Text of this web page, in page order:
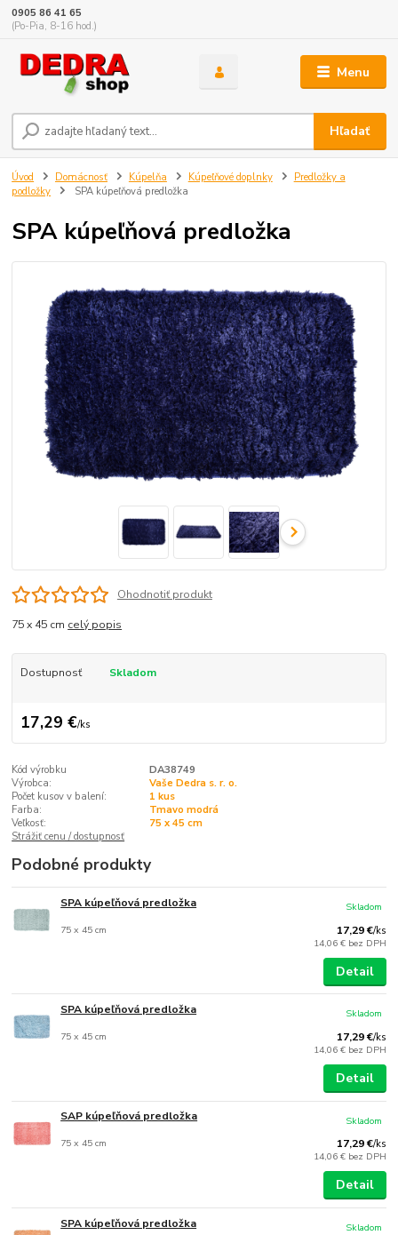
Menu
Hľadať
0905 86 41 65
(Po-Pia, 8-16 hod.)
Úvod Domácnosť Kúpelňa Kúpeľňové doplnky
Predložky a
podložky
SPA kúpeľňová predložka
SPA kúpeľňová predložka
Ohodnotiť produkt
75 x 45 cm celý popis
Dostupnosť Skladom
17,29 €/ks
Kód výrobku
DA38749
Výrobca:
Vaše Dedra s. r. o.
Počet kusov v balení:
1 kus
Farba:
Tmavo modrá
Veľkosť:
75 x 45 cm
Strážiť cenu / dostupnosť
Podobné produkty
SPA kúpeľňová predložka
75 x 45 cm 17,29 €/ks
14,06 € bez DPH
Skladom
Detail
SPA kúpeľňová predložka
75 x 45 cm 17,29 €/ks
14,06 € bez DPH
Skladom
Detail
SAP kúpeľňová predložka
75 x 45 cm 17,29 €/ks
14,06 € bez DPH
Skladom
Detail
SPA kúpeľňová predložka Skladom